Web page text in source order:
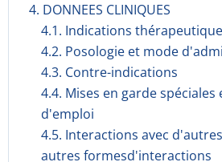
4. DONNEES CLINIQUES
4.1. Indications
4.2. Posologie et mode
4.3. Contre-indications
4.4. Mises en garde
d'emploi
4.5. Interactions avec
autres formesd'interactions